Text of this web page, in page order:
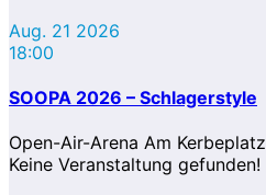
Aug. 21 2026
18:00
SOOPA 2026 – Schlagerstyle
Open-Air-Arena Am Kerbeplatz
Keine Veranstaltung gefunden!